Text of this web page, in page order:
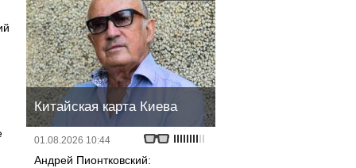
Китайская карта Киева
01.08.2026 10:44
Андрей Пионтковский: